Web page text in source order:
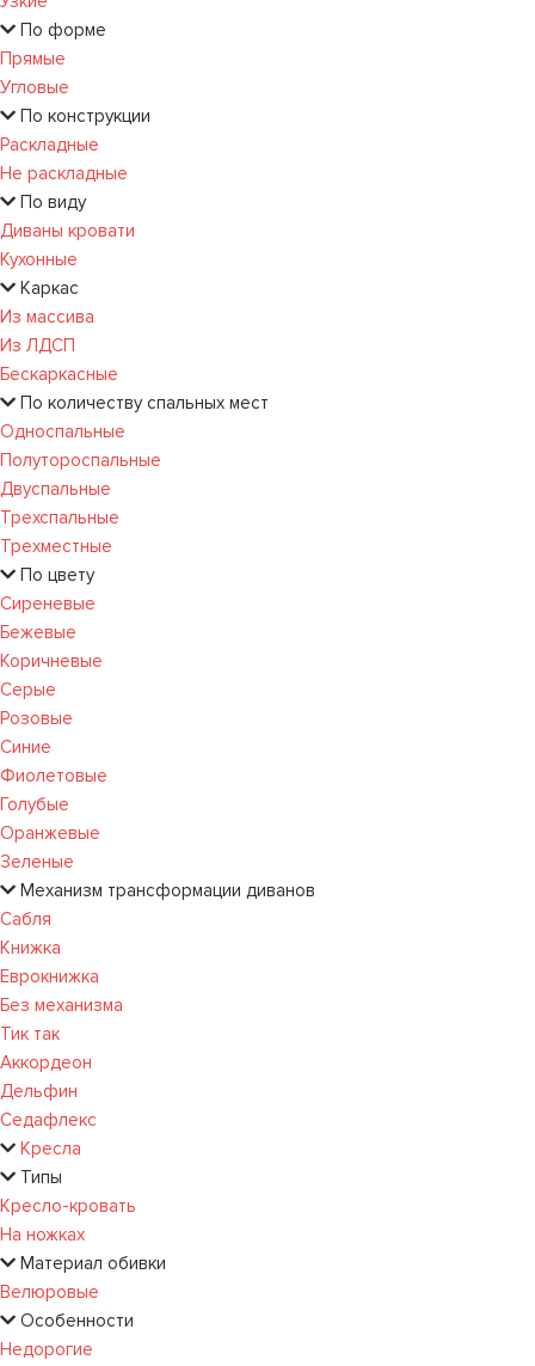
По форме
Прямые
Угловые
По конструкции
Раскладные
Не раскладные
По виду
Диваны кровати
Кухонные
Каркас
Из массива
Из ЛДСП
Бескаркасные
По количеству спальных мест
Односпальные
Полутороспальные
Двуспальные
Трехспальные
Трехместные
По цвету
Сиреневые
Бежевые
Коричневые
Серые
Розовые
Синие
Фиолетовые
Голубые
Оранжевые
Зеленые
Механизм трансформации диванов
Сабля
Книжка
Еврокнижка
Без механизма
Тик так
Аккордеон
Дельфин
Седафлекс
Кресла
Типы
Кресло-кровать
На ножках
Материал обивки
Велюровые
Особенности
Недорогие